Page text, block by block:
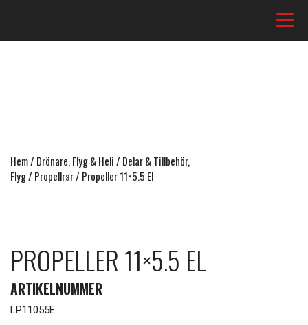
Hem/ Drönare, Flyg & Heli/ Delar & Tillbehör,
Flyg/ Propellrar/ Propeller 11×5.5 El
PROPELLER 11×5.5 EL
ARTIKELNUMMER
LP11055E